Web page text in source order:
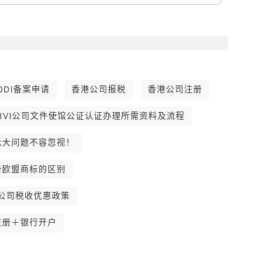
(东主) 及其配偶之薪金可作为支出
球最低。 6. 可全数扣除支出如楼宇和
折旧免税额。
起申请对这笔资金的汇出做合规合法
明。
备案申请 香港公司报税 香港公司注册
公司文件使馆公证认证办理所需资料及流程
问题不容忽视！
盟商标的区别
司税收优惠政策
＋银行开户